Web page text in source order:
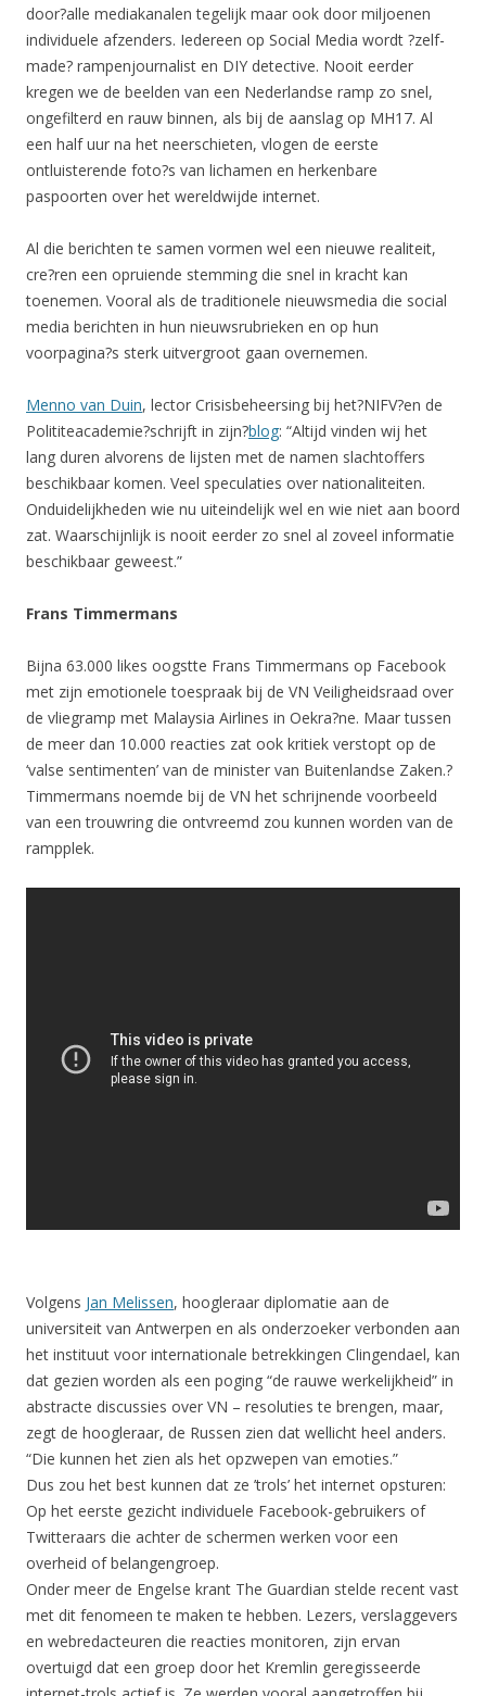
door?alle mediakanalen tegelijk maar ook door miljoenen
individuele afzenders. Iedereen op Social Media wordt ?zelf-
made? rampenjournalist en DIY detective. Nooit eerder
kregen we de beelden van een Nederlandse ramp zo snel,
ongefilterd en rauw binnen, als bij de aanslag op MH17. Al
een half uur na het neerschieten, vlogen de eerste
ontluisterende foto?s van lichamen en herkenbare
paspoorten over het wereldwijde internet.
Al die berichten te samen vormen wel een nieuwe realiteit,
cre?ren een opruiende stemming die snel in kracht kan
toenemen. Vooral als de traditionele nieuwsmedia die social
media berichten in hun nieuwsrubrieken en op hun
voorpagina?s sterk uitvergroot gaan overnemen.
Menno van Duin, lector Crisisbeheersing bij het?NIFV?en de
Polititeacademie?schrijft in zijn?blog: “Altijd vinden wij het
lang duren alvorens de lijsten met de namen slachtoffers
beschikbaar komen. Veel speculaties over nationaliteiten.
Onduidelijkheden wie nu uiteindelijk wel en wie niet aan boord
zat. Waarschijnlijk is nooit eerder zo snel al zoveel informatie
beschikbaar geweest.”
Frans Timmermans
Bijna 63.000 likes oogstte Frans Timmermans op Facebook
met zijn emotionele toespraak bij de VN Veiligheidsraad over
de vliegramp met Malaysia Airlines in Oekra?ne. Maar tussen
de meer dan 10.000 reacties zat ook kritiek verstopt op de
‘valse sentimenten’ van de minister van Buitenlandse Zaken.?
Timmermans noemde bij de VN het schrijnende voorbeeld
van een trouwring die ontvreemd zou kunnen worden van de
rampplek.
Volgens Jan Melissen, hoogleraar diplomatie aan de
universiteit van Antwerpen en als onderzoeker verbonden aan
het instituut voor internationale betrekkingen Clingendael, kan
dat gezien worden als een poging “de rauwe werkelijkheid” in
abstracte discussies over VN – resoluties te brengen, maar,
zegt de hoogleraar, de Russen zien dat wellicht heel anders.
“Die kunnen het zien als het opzwepen van emoties.”
Dus zou het best kunnen dat ze ’trols’ het internet opsturen:
Op het eerste gezicht individuele Facebook-gebruikers of
Twitteraars die achter de schermen werken voor een
overheid of belangengroep.
Onder meer de Engelse krant The Guardian stelde recent vast
met dit fenomeen te maken te hebben. Lezers, verslaggevers
en webredacteuren die reacties monitoren, zijn ervan
overtuigd dat een groep door het Kremlin geregisseerde